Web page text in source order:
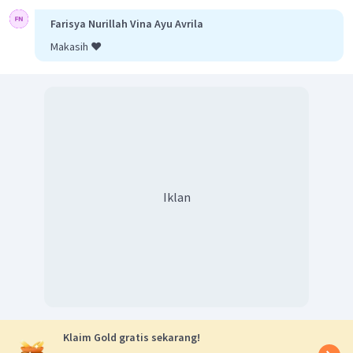
Farisya Nurillah Vina Ayu Avrila
Makasih ❤️
Iklan
Klaim Gold gratis sekarang!